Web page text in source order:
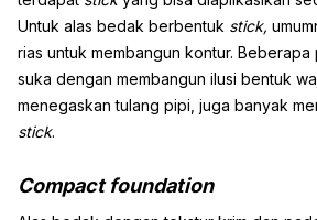
Untuk alas bedak berbentuk stick,
rias untuk membangun kontur.
suka dengan membangun ilusi bentuk
menegaskan tulang pipi, juga banyak
stick.
Compact foundation